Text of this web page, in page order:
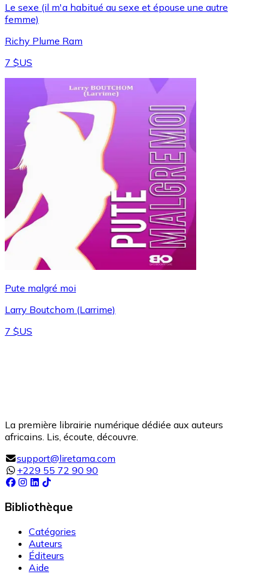
Le sexe (il m'a habitué au sexe et épouse une autre
femme)
Richy Plume Ram
7 $US
Pute malgré moi
Larry Boutchom (Larrime)
7 $US
La première librairie numérique dédiée aux auteurs
africains. Lis, écoute, découvre.
support@liretama.com
+229 55 72 90 90
Bibliothèque
Catégories
Auteurs
Éditeurs
Aide